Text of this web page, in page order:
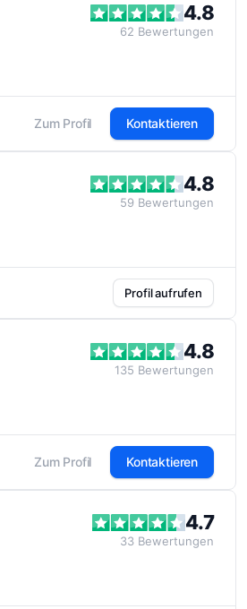
4.8
62 Bewertungen
Zum Profil Kontaktieren
4.8
59 Bewertungen
Profil aufrufen
4.8
135 Bewertungen
Zum Profil Kontaktieren
4.7
33 Bewertungen